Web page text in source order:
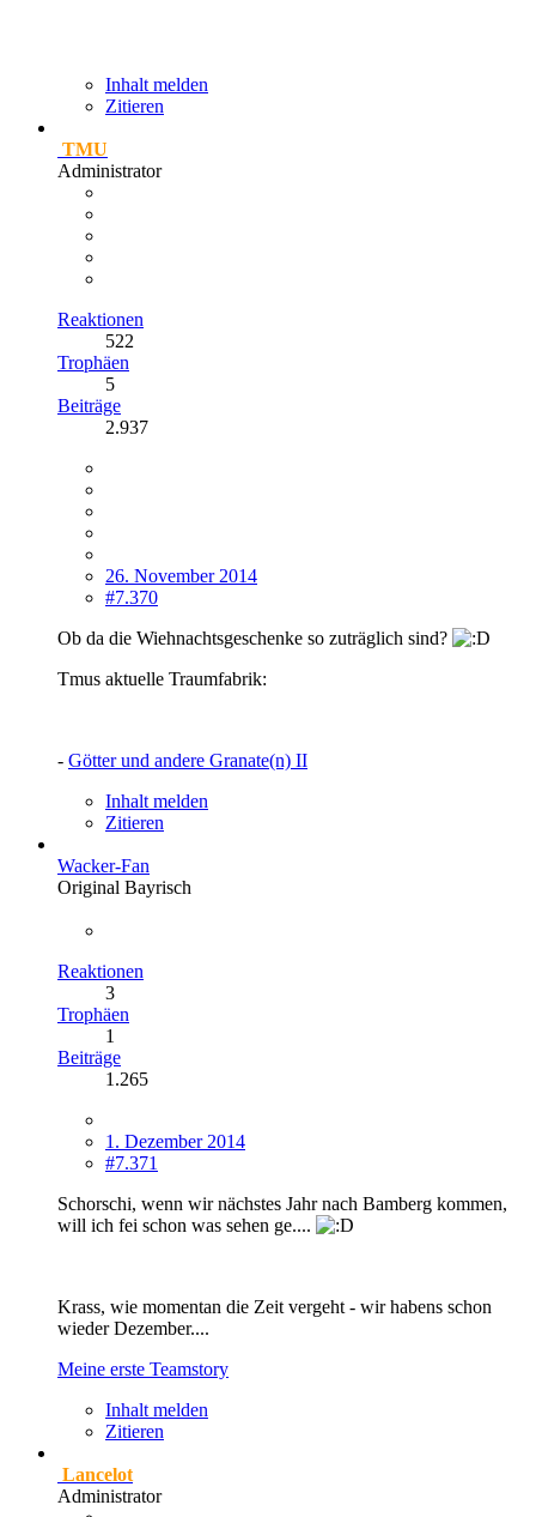
Inhalt melden
Zitieren
TMU
Administrator
Reaktionen
522
Trophäen
5
Beiträge
2.937
26. November 2014
#7.370
Ob da die Wiehnachtsgeschenke so zuträglich sind?
Tmus aktuelle Traumfabrik:
- Götter und andere Granate(n) II
Inhalt melden
Zitieren
Wacker-Fan
Original Bayrisch
Reaktionen
3
Trophäen
1
Beiträge
1.265
1. Dezember 2014
#7.371
Schorschi, wenn wir nächstes Jahr nach Bamberg kommen,
will ich fei schon was sehen ge....
Krass, wie momentan die Zeit vergeht - wir habens schon
wieder Dezember....
Meine erste Teamstory
Inhalt melden
Zitieren
Lancelot
Administrator